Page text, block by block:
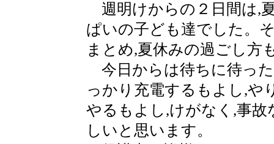
週明けからの２日間は,
ぱいの子ども達でした。
まとめ,夏休みの過ごし方
今日からは待ちに待っ
っかり充電するもよし,や
やるもよし,けがなく,事
しいと思います。